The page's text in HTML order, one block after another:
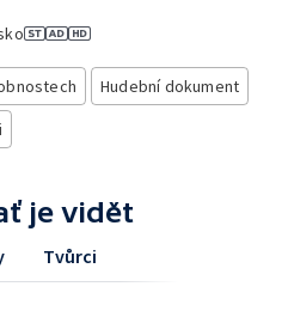
Hudební dokument
je vidět
Tvůrci